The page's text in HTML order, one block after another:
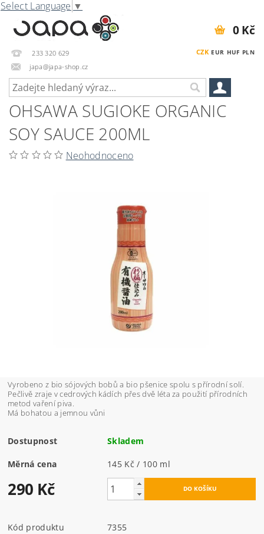
Select Language ▼
233 320 629
japa@japa-shop.cz
CZK EUR HUF PLN
0 Kč
OHSAWA SUGIOKE ORGANIC
SOY SAUCE 200ML
Neohodnoceno
Vyrobeno z bio sójových bobů a bio pšenice spolu s přírodní solí.
Pečlivě zraje v cedrových kádích přes dvě léta za použití přírodních
metod vaření piva.
Má bohatou a jemnou vůni
Dostupnost Skladem
Měrná cena 145 Kč / 100 ml
290 Kč
Kód produktu
7355